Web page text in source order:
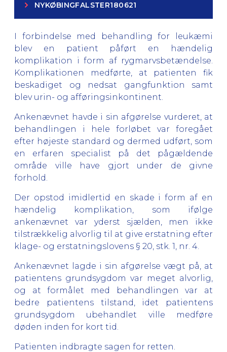
NYKØBINGFALSTER180621
I forbindelse med behandling for leukæmi
blev en patient påført en hændelig
komplikation i form af rygmarvsbetændelse.
Komplikationen medførte, at patienten fik
beskadiget og nedsat gangfunktion samt
blev urin- og afføringsinkontinent.
Ankenævnet havde i sin afgørelse vurderet, at
behandlingen i hele forløbet var foregået
efter højeste standard og dermed udført, som
en erfaren specialist på det pågældende
område ville have gjort under de givne
forhold.
Der opstod imidlertid en skade i form af en
hændelig komplikation, som ifølge
ankenævnet var yderst sjælden, men ikke
tilstrækkelig alvorlig til at give erstatning efter
klage- og erstatningslovens § 20, stk. 1, nr. 4.
Ankenævnet lagde i sin afgørelse vægt på, at
patientens grundsygdom var meget alvorlig,
og at formålet med behandlingen var at
bedre patientens tilstand, idet patientens
grundsygdom ubehandlet ville medføre
døden inden for kort tid.
Patienten indbragte sagen for retten.